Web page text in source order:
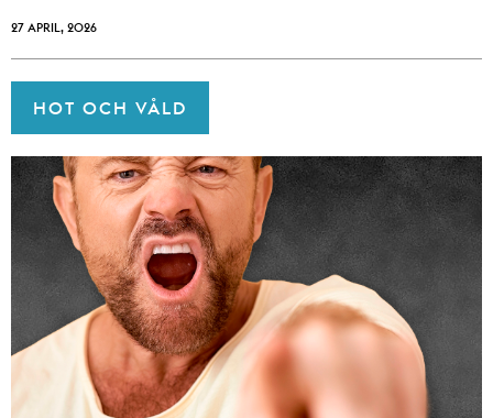
27 APRIL, 2026
HOT OCH VÅLD